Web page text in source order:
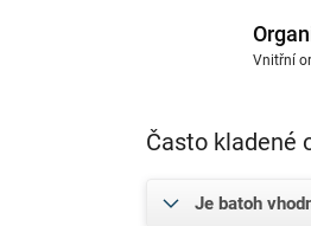
Vnitřní
Často kladené
Je batoh